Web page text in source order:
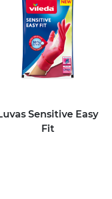
Sensitive Easy
Fit